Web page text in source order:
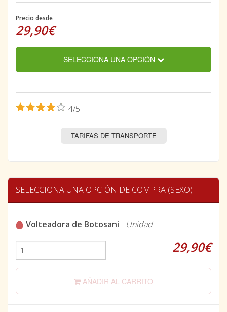
Precio desde
29,90€
SELECCIONA UNA OPCIÓN
4/5
TARIFAS DE TRANSPORTE
SELECCIONA UNA OPCIÓN DE COMPRA (SEXO)
Volteadora de Botosani - Unidad
29,90€
AÑADIR AL CARRITO